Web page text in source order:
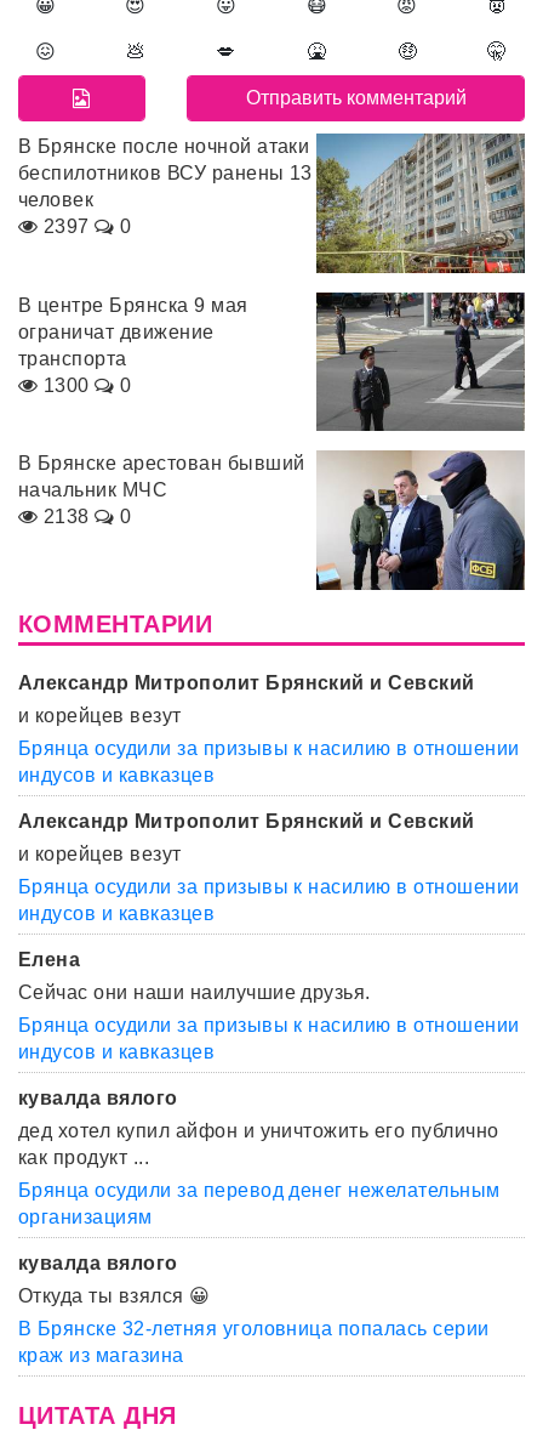
😀 😍 😛 😷 😡 👿
😖 💩 💋 🤮 🤑 🤫
В Брянске после ночной атаки
беспилотников ВСУ ранены 13
человек
2397
0
В центре Брянска 9 мая
ограничат движение
транспорта
1300
0
В Брянске арестован бывший
начальник МЧС
2138
0
КОММЕНТАРИИ
Александр Митрополит Брянский и Севский
и корейцев везут
Брянца осудили за призывы к насилию в отношении
индусов и кавказцев
Александр Митрополит Брянский и Севский
и корейцев везут
Брянца осудили за призывы к насилию в отношении
индусов и кавказцев
Елена
Сейчас они наши наилучшие друзья.
Брянца осудили за призывы к насилию в отношении
индусов и кавказцев
кувалда вялого
дед хотел купил айфон и уничтожить его публично
как продукт ...
Брянца осудили за перевод денег нежелательным
организациям
кувалда вялого
Откуда ты взялся 😀
В Брянске 32-летняя уголовница попалась серии
краж из магазина
ЦИТАТА ДНЯ